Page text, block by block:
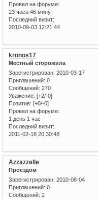
Провел на форуме:
23 часа 46 минут
Последний визит:
2010-09-03 12:21:44
kronos17
Местный сторожила
Зарегистрирован: 2010-03-17
Приглашений: 0
Сообщений: 270
Уважение: [+2/-0]
Позитив: [+0/-0]
Провел на форуме:
1 день 1 час
Последний визит:
2011-02-18 20:30:48
Azzazzelle
Проездом
Зарегистрирован: 2010-08-04
Приглашений: 0
Сообщений: 2